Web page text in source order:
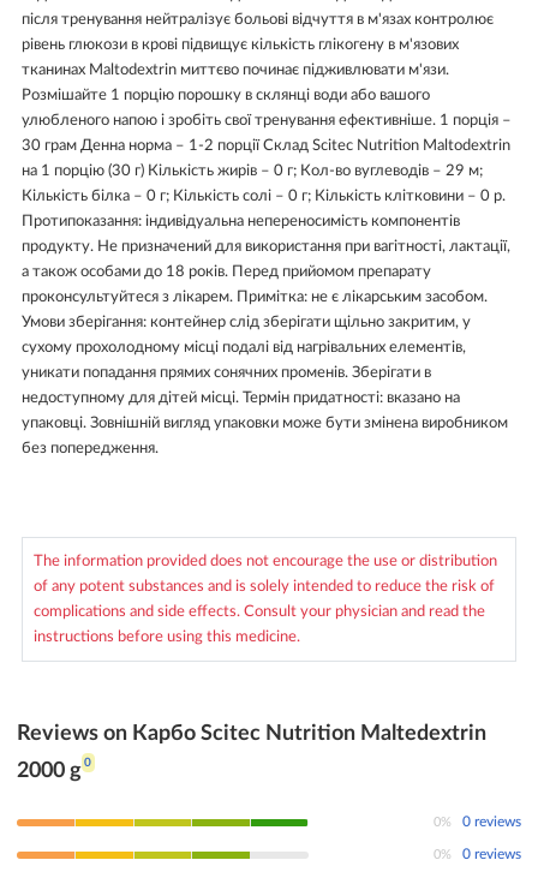
після тренування нейтралізує больові відчуття в м'язах контролює
рівень глюкози в крові підвищує кількість глікогену в м'язових
тканинах Maltodextrin миттєво починає підживлювати м'язи.
Розмішайте 1 порцію порошку в склянці води або вашого
улюбленого напою і зробіть свої тренування ефективніше. 1 порція –
30 грам Денна норма – 1-2 порції Склад Scitec Nutrition Maltodextrin
на 1 порцію (30 г) Кількість жирів – 0 г; Кол-во вуглеводів – 29 м;
Кількість білка – 0 г; Кількість солі – 0 г; Кількість клітковини – 0 р.
Протипоказання: індивідуальна непереносимість компонентів
продукту. Не призначений для використання при вагітності, лактації,
а також особами до 18 років. Перед прийомом препарату
проконсультуйтеся з лікарем. Примітка: не є лікарським засобом.
Умови зберігання: контейнер слід зберігати щільно закритим, у
сухому прохолодному місці подалі від нагрівальних елементів,
уникати попадання прямих сонячних променів. Зберігати в
недоступному для дітей місці. Термін придатності: вказано на
упаковці. Зовнішній вигляд упаковки може бути змінена виробником
без попередження.
The information provided does not encourage the use or distribution
of any potent substances and is solely intended to reduce the risk of
complications and side effects. Consult your physician and read the
instructions before using this medicine.
Reviews on Карбо Scitec Nutrition Maltedextrin
2000 g 0
0% 0 reviews
0% 0 reviews